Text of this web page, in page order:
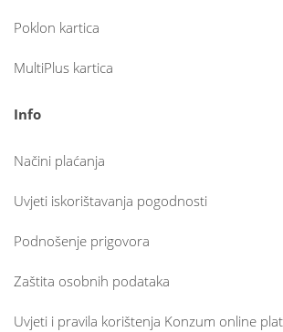
Poklon kartica
MultiPlus kartica
Info
Načini plaćanja
Uvjeti iskorištavanja pogodnosti
Podnošenje prigovora
Zaštita osobnih podataka
Uvjeti i pravila korištenja Konzum online